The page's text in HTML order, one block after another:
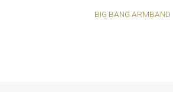
BIG BANG ARMBAND